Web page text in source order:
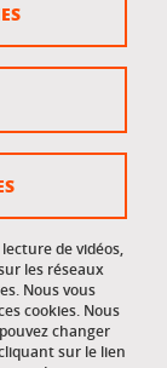
de vidéos,
les réseaux
Nous vous
cookies. Nous
changer
sur le lien